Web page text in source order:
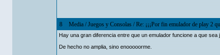
8 Media/Juegos y Consolas/Re: ¡¡¡Por fin emulador de play 2
Hay una gran diferencia entre que un emulador funcione a que sea
De hecho no amplia, sino enooooorme.